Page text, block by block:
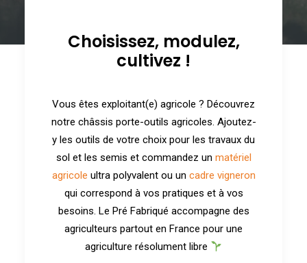
Choisissez, modulez,
cultivez !
Vous êtes exploitant(e) agricole ? Découvrez
notre châssis porte-outils agricoles. Ajoutez-
y les outils de votre choix pour les travaux du
sol et les semis et commandez un matériel
agricole ultra polyvalent ou un cadre vigneron
qui correspond à vos pratiques et à vos
besoins. Le Pré Fabriqué accompagne des
agriculteurs partout en France pour une
agriculture résolument libre